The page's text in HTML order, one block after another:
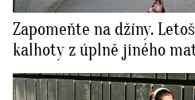
Zapomeňte na džíny.
kalhoty z úplně jiného